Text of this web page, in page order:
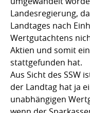
Landesregierung,
Landtages nach
Wertgutachtens
Aktien und somit
stattgefunden hat.
Aus Sicht des SSW
der Landtag hat ja
unabhängigen